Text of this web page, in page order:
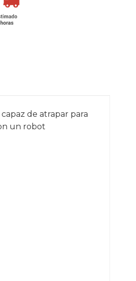
de atrapar para
un robot